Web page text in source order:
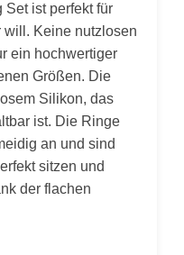
ist perfekt für
will. Keine nutzlosen
ein hochwertiger
Größen. Die
Silikon, das
ist. Die Ringe
an und sind
sitzen und
der flachen